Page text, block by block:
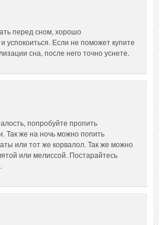
перед сном, хорошо
успокоиться. Если не поможет купите
сна, после него точно уснете.
попробуйте пропить
Так же на ночь можно попить
или тот же корвалол. Так же можно
или мелиссой. Постарайтесь